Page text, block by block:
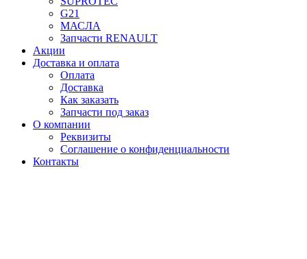
G21
МАСЛА
Запчасти RENAULT
Акции
Доставка и оплата
Оплата
Доставка
Как заказать
Запчасти под заказ
О компании
Реквизиты
Соглашение о конфиденциальности
Контакты